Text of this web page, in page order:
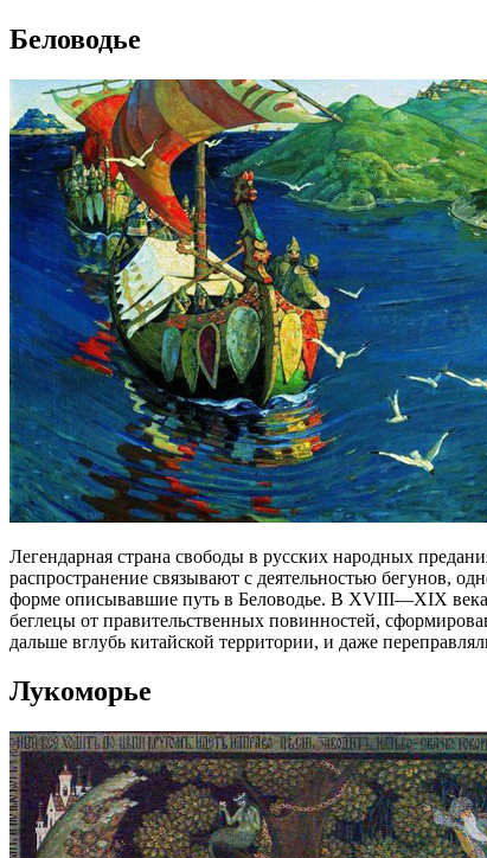
Беловодье
Легендарная страна свободы в русских народных
распространение связывают с деятельностью бегунов,
форме описывавшие путь в Беловодье. В XVIII—XIX
беглецы от правительственных повинностей,
дальше вглубь китайской территории, и даже
Лукоморье